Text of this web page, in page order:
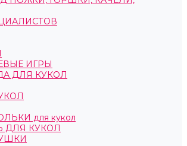
ИГРЫ
ДЛЯ КУКОЛ
для кукол
ДЛЯ КУКОЛ